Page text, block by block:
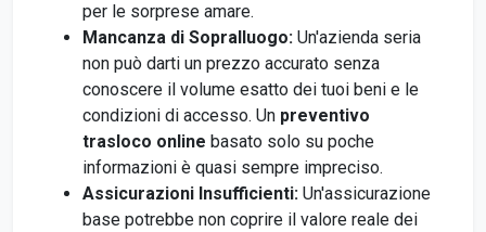
per le sorprese amare.
Mancanza di Sopralluogo: Un'azienda seria
non può darti un prezzo accurato senza
conoscere il volume esatto dei tuoi beni e le
condizioni di accesso. Un preventivo
trasloco online basato solo su poche
informazioni è quasi sempre impreciso.
Assicurazioni Insufficienti: Un'assicurazione
base potrebbe non coprire il valore reale dei